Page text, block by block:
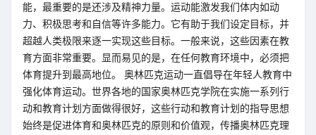
能，最重要的是还涉及精神力量。运动能激发我们体内如动
力、积极思考和自信等许多能力。它有助于我们设定目标，并
超越人类极限来逐一实现这些目标。一般来说，这些因素在教
育方面非常重要。显而易见的是，在任何教育环境中，必须把
体育提升到最高地位。 奥林匹克运动一直倡导在年轻人教育中
强化体育运动。世界各地的国家奥林匹克学院在实施一系列行
动和教育计划方面做得很好，这些行动和教育计划的指导思想
始终是促进体育和奥林匹克的原则和价值观，传播奥林匹克理